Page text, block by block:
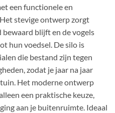
een functionele en
stevige ontwerp zorgt
blijft en de vogels
hun voedsel. De silo is
die bestand zijn tegen
zodat je jaar na jaar
Het moderne ontwerp
een praktische keuze,
aan je buitenruimte. Ideaal